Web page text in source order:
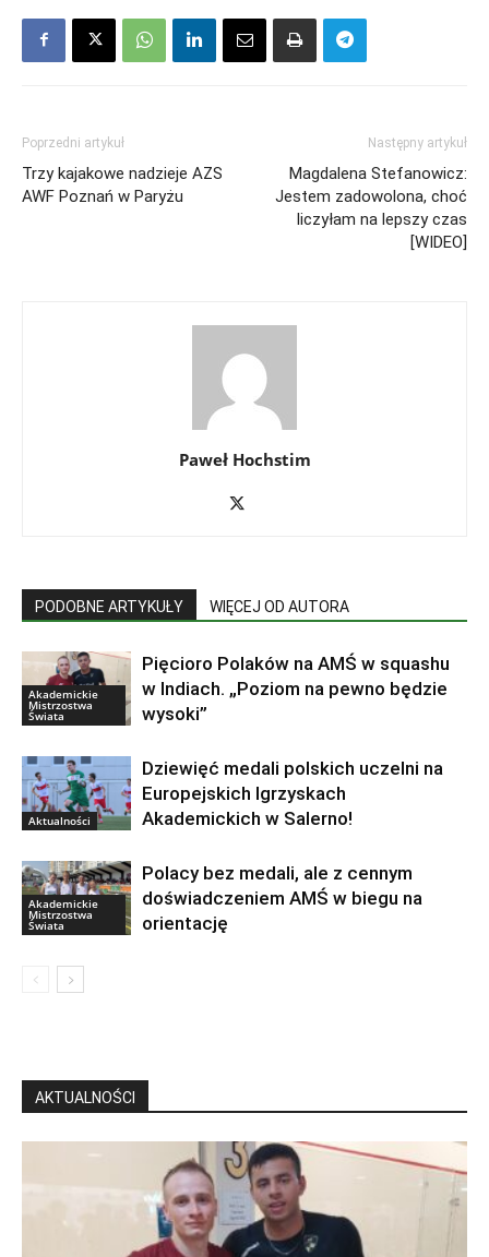
Poprzedni artykuł
Trzy kajakowe nadzieje AZS
AWF Poznań w Paryżu
Następny artykuł
Magdalena Stefanowicz:
Jestem zadowolona, choć
liczyłam na lepszy czas
[WIDEO]
Paweł Hochstim
PODOBNE ARTYKUŁY WIĘCEJ OD AUTORA
Akademickie
Mistrzostwa
Świata
Pięcioro Polaków na AMŚ w squashu
w Indiach. „Poziom na pewno będzie
wysoki”
Aktualności
Dziewięć medali polskich uczelni na
Europejskich Igrzyskach
Akademickich w Salerno!
Akademickie
Mistrzostwa
Świata
Polacy bez medali, ale z cennym
doświadczeniem AMŚ w biegu na
orientację
AKTUALNOŚCI